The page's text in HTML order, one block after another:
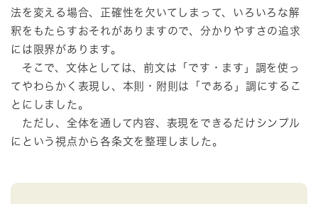
法を変える場合、正確性を欠いてしまって、いろいろな解
釈をもたらすおそれがありますので、分かりやすさの追求
には限界があります。
そこで、文体としては、前文は「です・ます」調を使っ
てやわらかく表現し、本則・附則は「である」調にするこ
とにしました。
ただし、全体を通して内容、表現をできるだけシンプル
にという視点から各条文を整理しました。